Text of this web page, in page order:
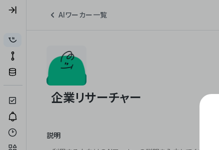
AIワーカー一覧
説明